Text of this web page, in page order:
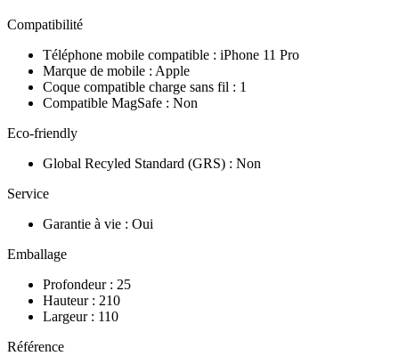
Compatibilité
Téléphone mobile compatible : iPhone 11 Pro
Marque de mobile : Apple
Coque compatible charge sans fil : 1
Compatible MagSafe : Non
Eco-friendly
Global Recyled Standard (GRS) : Non
Service
Garantie à vie : Oui
Emballage
Profondeur : 25
Hauteur : 210
Largeur : 110
Référence